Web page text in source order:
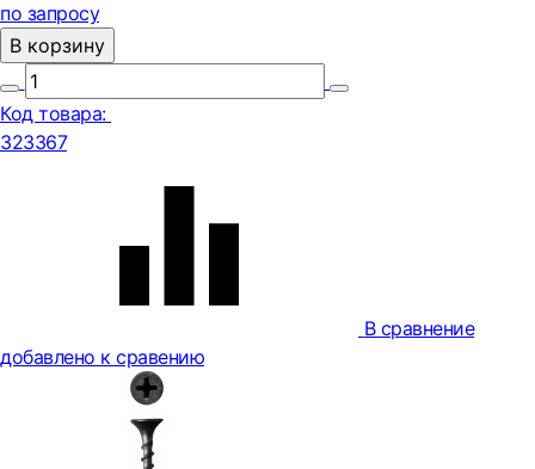
по запросу
В корзину
Код товара:
323367
В сравнение
добавлено к сравению